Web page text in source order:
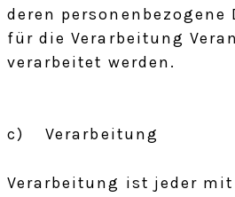
deren personenbezogene
für die Verarbeitung
verarbeitet werden.
c) Verarbeitung
Verarbeitung ist jeder